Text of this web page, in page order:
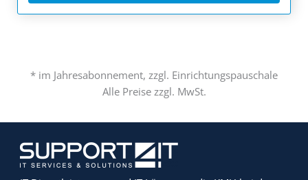
* im Jahresabonnement, zzgl. Einrichtungspauschale
Alle Preise zzgl. MwSt.